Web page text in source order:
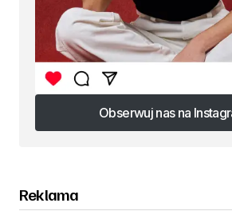
Obserwuj nas na
Obserwuj nas na
Reklama